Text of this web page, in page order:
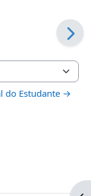
do Estudante →